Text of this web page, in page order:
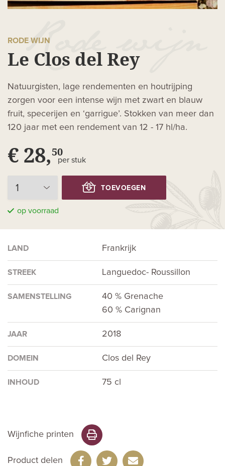
RODE WIJN
Le Clos del Rey
Natuurgisten, lage rendementen en houtrijping
zorgen voor een intense wijn met zwart en blauw
fruit, specerijen en ‘garrigue’. Stokken van meer dan
120 jaar met een rendement van 12 - 17 hl/ha.
€ 28,50
per stuk
TOEVOEGEN
op voorraad
LAND Frankrijk
STREEK Languedoc- Roussillon
SAMENSTELLING
40 % Grenache
60 % Carignan
JAAR 2018
DOMEIN Clos del Rey
INHOUD 75 cl
Wijnfiche printen
Product delen